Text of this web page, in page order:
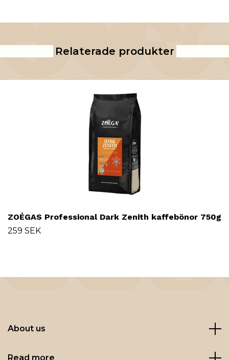
Relaterade produkter
ZOÉGAS Professional Dark Zenith kaffebönor 750g
259 SEK
About us
Read more